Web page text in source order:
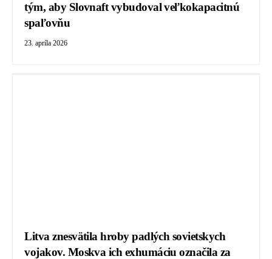
tým, aby Slovnaft vybudoval veľkokapacitnú
spaľovňu
23. apríla 2026
Litva znesvätila hroby padlých sovietskych
vojakov. Moskva ich exhumáciu označila za